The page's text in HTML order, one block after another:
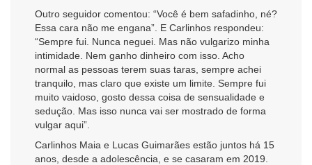
Outro seguidor comentou: “Você é bem safadinho, né?
Essa cara não me engana”. E Carlinhos respondeu:
“Sempre fui. Nunca neguei. Mas não vulgarizo minha
intimidade. Nem ganho dinheiro com isso. Acho
normal as pessoas terem suas taras, sempre achei
tranquilo, mas claro que existe um limite. Sempre fui
muito vaidoso, gosto dessa coisa de sensualidade e
sedução. Mas isso nunca vai ser mostrado de forma
vulgar aqui”.
Carlinhos Maia e Lucas Guimarães estão juntos há 15
anos, desde a adolescência, e se casaram em 2019.